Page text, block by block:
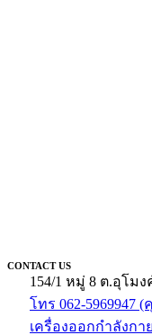
CONTACT US
154/1 หมู่ 8 ต.อุโม
โทร 062-5969947
เครื่องออกกำลังกา